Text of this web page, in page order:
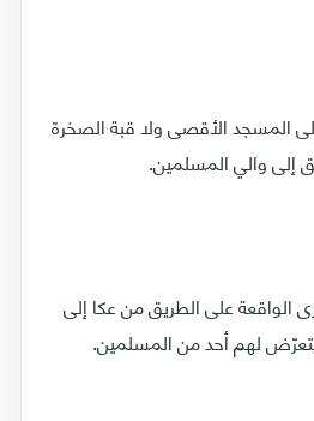
المسجد الأقصى ولا قبة الصخرة
إلى والي المسلمين.
الواقعة على الطريق من عكا إلى
لهم أحد من المسلمين.